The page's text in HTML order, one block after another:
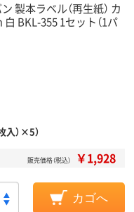
製本ラベル（再生紙） カ
BKL-355 1セット（1パ
入）×5）
販売価格（税込） ￥1,928
カゴへ